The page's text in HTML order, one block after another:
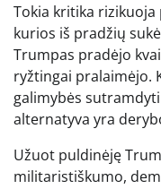
Tokia kritika rizikuoja
kurios iš pradžių
Trumpas pradėjo
ryžtingai pralaimėjo.
galimybės
alternatyva yra
Užuot puldinėję
militaristiškumo,